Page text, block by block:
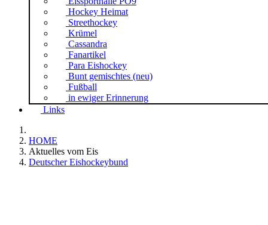
Hockey Heimat
Streethockey
Krümel
Cassandra
Fanartikel
Para Eishockey
Bunt gemischtes (neu)
Fußball
in ewiger Erinnerung
Links
HOME
Aktuelles vom Eis
Deutscher Eishockeybund